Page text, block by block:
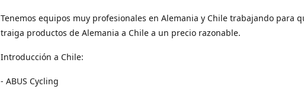
Tenemos equipos muy profesionales en Alemania y Chile trabajando para
traiga productos de Alemania a Chile a un precio razonable.
Introducción a Chile:
- ABUS Cycling